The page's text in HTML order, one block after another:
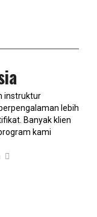
instruktur
lebih
Banyak klien
kami